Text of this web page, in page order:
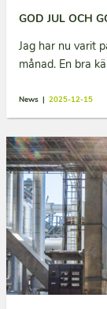
GOD JUL OCH
Jag har nu varit
månad. En bra
News | 2025-12-15